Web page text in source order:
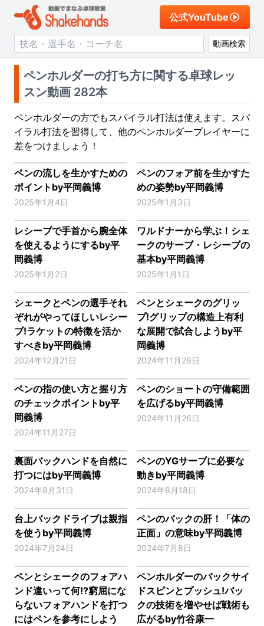
公式YouTube
動画検索
ペンホルダーの打ち方に関する卓球レッ
スン動画 282本
ペンホルダーの方でもスパイラル打法は使えます。スパ
イラル打法を習得して、他のペンホルダープレイヤーに
差をつけましょう！
ペンの流しを生かすための
ポイントby平岡義博
2025年1月4日
ペンのフォア前を生かすた
めの姿勢by平岡義博
2025年1月3日
レシーブで手首から腕全体
を使えるようにするby平
岡義博
2025年1月2日
ワルドナーから学ぶ！シェ
ークのサーブ・レシーブの
基本by平岡義博
2025年1月1日
シェークとペンの選手それ
ぞれがやってほしいレシー
ブ!ラケットの特徴を活か
すべきby平岡義博
2024年12月21日
ペンとシェークのグリッ
プ!グリップの構造上有利
な展開で試合しようby平
岡義博
2024年11月28日
ペンの指の使い方と握り方
のチェックポイントby平
岡義博
2024年11月27日
ペンのショートの守備範囲
を広げるby平岡義博
2024年11月26日
裏面バックハンドを自然に
打つにはby平岡義博
2024年8月31日
ペンのYGサーブに必要な
動きby平岡義博
2024年8月18日
台上バックドライブは親指
を使うby平岡義博
2024年7月24日
ペンのバックの肝！「体の
正面」の意味by平岡義博
2024年7月8日
ペンとシェークのフォアハ
ンド違いって何!?窮屈にな
らないフォアハンドを打つ
にはペンを参考にしよう
ペンホルダーのバックサイ
ドスピンとプッシュ!バッ
クの技術を増やせば戦術も
広がるby竹谷康一